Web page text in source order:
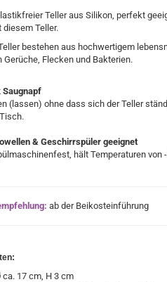
Teller aus Silikon, perfekt
diesem Teller.
bestehen aus hochwertigem
Gerüche, Flecken und Bakterien.
Saugnapf
(lassen) ohne dass sich der Teller
& Geschirrspüler geeignet
hält Temperaturen von
ab der Beikosteinführung
ca. 17 cm, H 3 cm